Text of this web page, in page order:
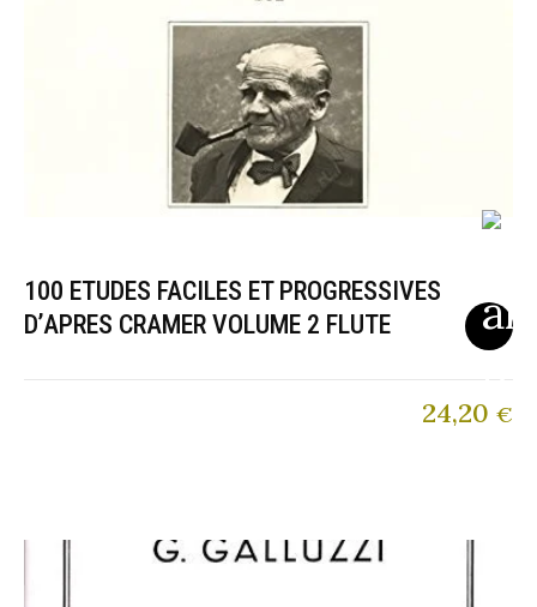
100 ETUDES FACILES ET PROGRESSIVES
D’APRES CRAMER VOLUME 2 FLUTE
24,20 €